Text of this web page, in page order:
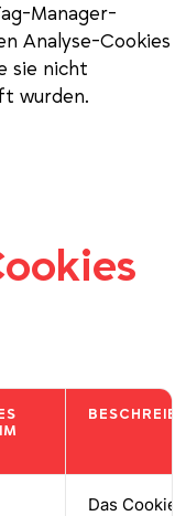
Manager-
Analyse-Cookies
sie nicht
wurden.
Das Cookie